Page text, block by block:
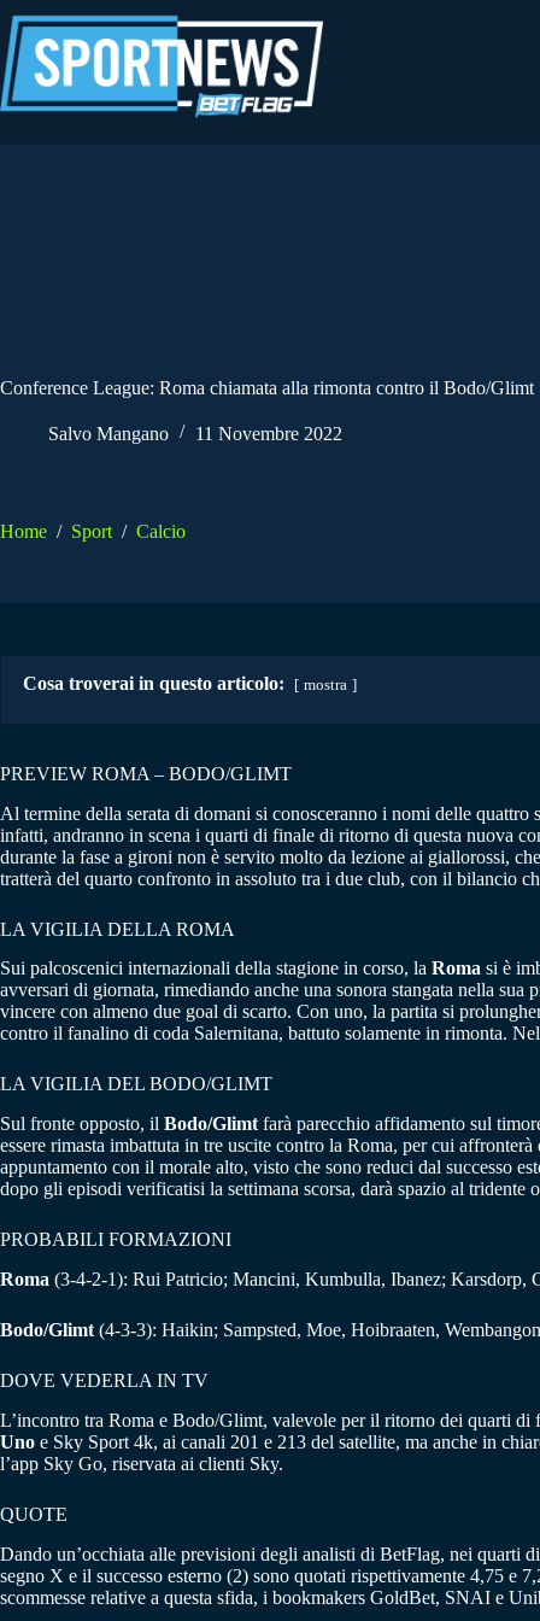
al
contenuto
Conference League: Roma chiamata alla rimonta contro il Bodo/Glimt
Salvo Mangano 11 Novembre 2022
Home / Sport / Calcio
Cosa troverai in questo articolo: mostra
PREVIEW ROMA – BODO/GLIMT
Al termine della serata di domani si conosceranno i nomi delle
infatti, andranno in scena i quarti di finale di ritorno di questa nuova
durante la fase a gironi non è servito molto da lezione ai giallorossi,
tratterà del quarto confronto in assoluto tra i due club, con il bilancio
LA VIGILIA DELLA ROMA
Sui palcoscenici internazionali della stagione in corso, la Roma si è
avversari di giornata, rimediando anche una sonora stangata nella
vincere con almeno due goal di scarto. Con uno, la partita si
contro il fanalino di coda Salernitana, battuto solamente in rimonta.
LA VIGILIA DEL BODO/GLIMT
Sul fronte opposto, il Bodo/Glimt farà parecchio affidamento sul
essere rimasta imbattuta in tre uscite contro la Roma, per cui
appuntamento con il morale alto, visto che sono reduci dal successo
dopo gli episodi verificatisi la settimana scorsa, darà spazio al tridente
PROBABILI FORMAZIONI
Roma (3-4-2-1): Rui Patricio; Mancini, Kumbulla, Ibanez;
Bodo/Glimt (4-3-3): Haikin; Sampsted, Moe, Hoibraaten,
DOVE VEDERLA IN TV
L’incontro tra Roma e Bodo/Glimt, valevole per il ritorno dei quarti di
Uno e Sky Sport 4k, ai canali 201 e 213 del satellite, ma anche in
l’app Sky Go, riservata ai clienti Sky.
QUOTE
Dando un’occhiata alle previsioni degli analisti di BetFlag, nei quarti
segno X e il successo esterno (2) sono quotati rispettivamente 4,75 e
scommesse relative a questa sfida, i bookmakers GoldBet, SNAI e